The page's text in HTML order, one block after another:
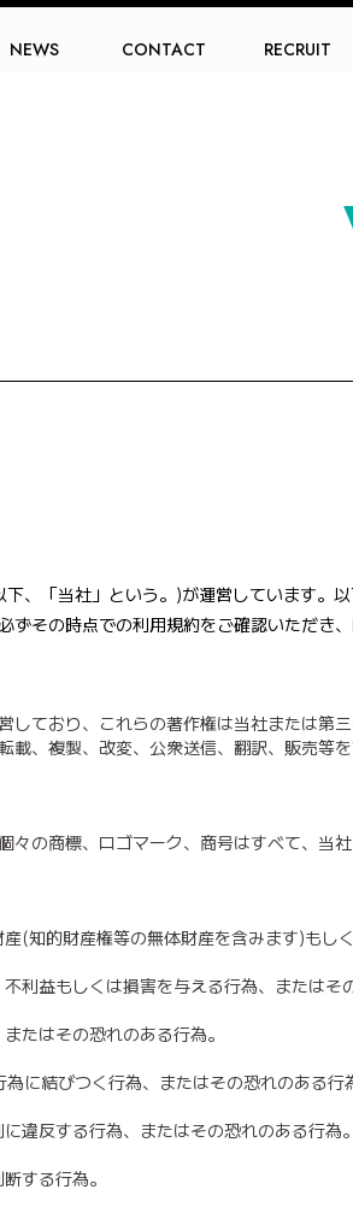
NEWS CONTACT RECRUIT
、「当社」という。)が運営しています。
ずその時点での利用規約をご確認いただき
しており、これらの著作権は当社または第
載、複製、改変、公衆送信、翻訳、販売等
々の商標、ロゴマーク、商号はすべて、当
(知的財産権等の無体財産を含みます)もし
利益もしくは損害を与える行為、またはそ
たはその恐れのある行為。
に結びつく行為、またはその恐れのある行
違反する行為、またはその恐れのある行為。
する行為。